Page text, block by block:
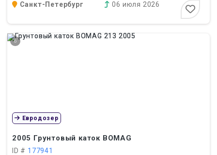
Санкт-Петербург 06 июля 2026
6
2005 Грунтовый каток BOMAG
ID # 177941
Евродозер